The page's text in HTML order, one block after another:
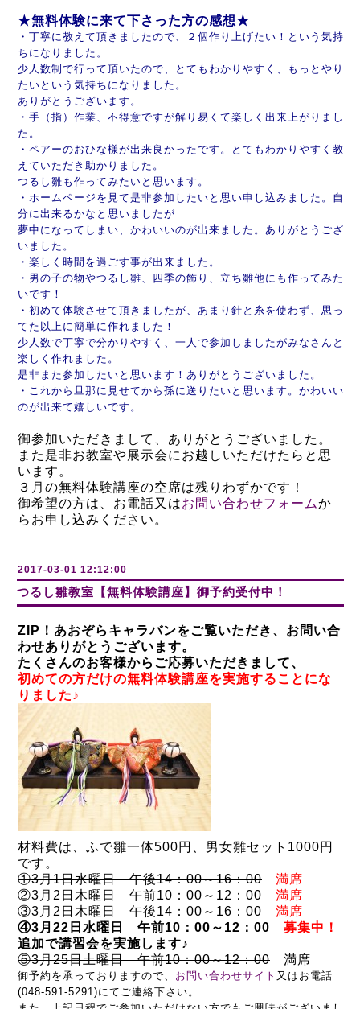
★無料体験に来て下さった方の感想★
・丁寧に教えて頂きましたので、２個作り上げたい！という気持
ちになりました。
少人数制で行って頂いたので、とてもわかりやすく、もっとやり
たいという気持ちになりました。
ありがとうございます。
・手（指）作業、不得意ですが解り易くて楽しく出来上がりまし
た。
・ペアーのおひな様が出来良かったです。とてもわかりやすく教
えていただき助かりました。
つるし雛も作ってみたいと思います。
・ホームページを見て是非参加したいと思い申し込みました。自
分に出来るかなと思いましたが
夢中になってしまい、かわいいのが出来ました。ありがとうござ
いました。
・楽しく時間を過ごす事が出来ました。
・男の子の物やつるし雛、四季の飾り、立ち雛他にも作ってみた
いです！
・初めて体験させて頂きましたが、あまり針と糸を使わず、思っ
てた以上に簡単に作れました！
少人数で丁寧で分かりやすく、一人で参加しましたがみなさんと
楽しく作れました。
是非また参加したいと思います！ありがとうございました。
・これから旦那に見せてから孫に送りたいと思います。かわいい
のが出来て嬉しいです。
御参加いただきまして、ありがとうございました。
また是非お教室や展示会にお越しいただけたらと思
います。
３月の無料体験講座の空席は残りわずかです！
御希望の方は、お電話又はお問い合わせフォームか
らお申し込みください。
2017-03-01 12:12:00
つるし雛教室【無料体験講座】御予約受付中！
ZIP！あおぞらキャラバンをご覧いただき、お問い合
わせありがとうございます。
たくさんのお客様からご応募いただきまして、
初めての方だけの無料体験講座を実施することにな
りました♪
材料費は、ふで雛一体500円、男女雛セット1000円
です。
①3月1日水曜日 午後14：00～16：00
満席
②3月2日木曜日 午前10：00～12：00
満席
③3月2日木曜日 午後14：00～16：00
満席
④3月22日水曜日 午前10：00～12：00 募集中！
追加で講習会を実施します♪
⑤3月25日土曜日 午前10：00～12：00 満席
御予約を承っておりますので、 お問い合わせサイト 又はお電話
(048-591-5291)にてご連絡下さい。